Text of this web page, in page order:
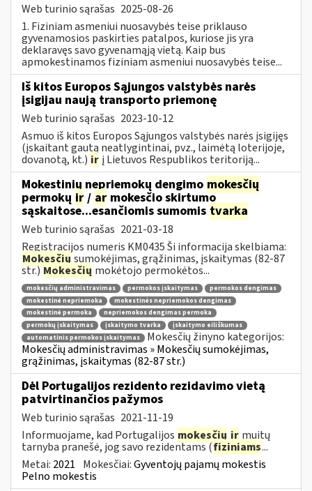
Web turinio sąrašas 2025-08-26
1. Fiziniam asmeniui nuosavybės teise priklauso
gyvenamosios paskirties patalpos, kuriose jis yra
deklaravęs savo gyvenamąją vietą. Kaip bus
apmokestinamos fiziniam asmeniui nuosavybės teise...
Iš kitos Europos Sąjungos valstybės narės
įsigijau naują transporto priemonę
Web turinio sąrašas 2023-10-12
Asmuo iš kitos Europos Sąjungos valstybės narės įsigijęs
(įskaitant gautą neatlygintinai, pvz., laimėtą loterijoje,
dovanotą, kt.) ir į Lietuvos Respublikos teritoriją...
Mokestinių nepriemokų dengimo mokesčių
permokų ir / ar mokesčio skirtumo
sąskaitose...esančiomis sumomis tvarka
Web turinio sąrašas 2021-03-18
Registracijos numeris KM0435 Ši informacija skelbiama:
Mokesčių sumokėjimas, grąžinimas, įskaitymas (82-87
str.)Mokesčių mokėtojo permokėtos...
mokesčių administravimas permokos įskaitymas
permokos dengimas
mokestinė nepriemoka
mokestinės nepriemokos dengimas
mokestinė permoka
nepriemokos dengimas permoka
permokų įskaitymas
įskaitymo tvarka
įskaitymo eiliškumas
automatinis permokos įskaitymas
Mokesčių žinyno kategorijos:
Mokesčių administravimas » Mokesčių sumokėjimas,
grąžinimas, įskaitymas (82-87 str.)
Dėl Portugalijos rezidento rezidavimo vietą
patvirtinančios pažymos
Web turinio sąrašas 2021-11-19
Informuojame, kad Portugalijos mokesčių ir muitų
tarnyba pranešė, jog savo rezidentams (fiziniams...
Metai: 2021 Mokesčiai:Gyventojų pajamų mokestis
Pelno mokestis